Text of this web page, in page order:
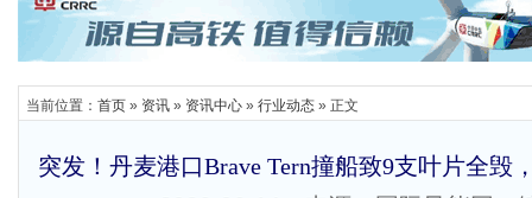
当前位置： 首页 » 资讯 » 资讯中心 » 行业动态 » 正文
突发！丹麦港口Brave Tern撞船致9支叶片全毁